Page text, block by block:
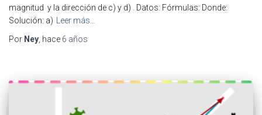
magnitud y la dirección de c) y d) . Datos: Fórmulas: Donde:
Solución: a) Leer más…
Por Ney , hace 6 años